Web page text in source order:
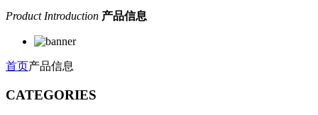
Product Introduction 产品信息
首页产品信息
CATEGORIES